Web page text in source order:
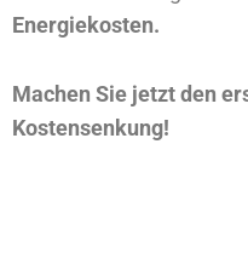
Energiekosten.
Machen Sie jetzt den
Kostensenkung!